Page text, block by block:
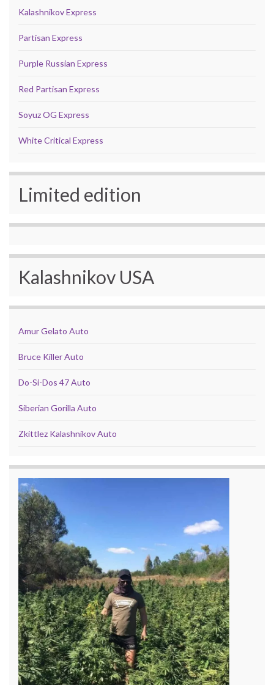
Kalashnikov Express
Partisan Express
Purple Russian Express
Red Partisan Express
Soyuz OG Express
White Critical Express
Limited edition
Kalashnikov USA
Amur Gelato Auto
Bruce Killer Auto
Do-Si-Dos 47 Auto
Siberian Gorilla Auto
Zkittlez Kalashnikov Auto